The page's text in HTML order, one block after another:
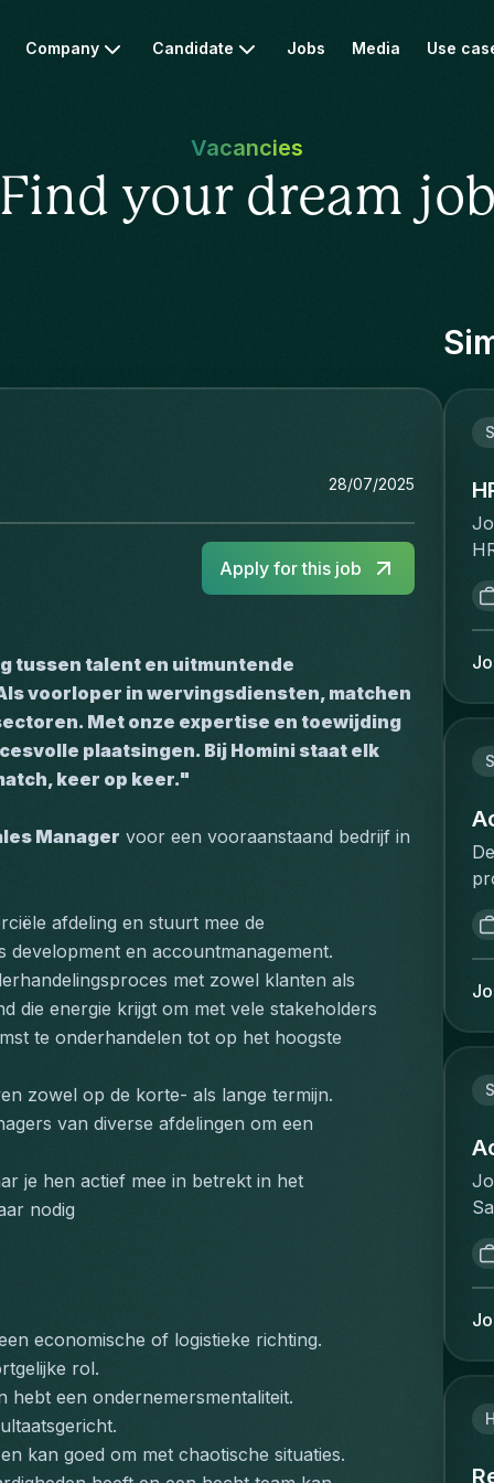
Company Candidate Jobs Media Use
Vacancies
Find your dream job
28/07/2025
Apply for this job
tussen talent en uitmuntende
voorloper in wervingsdiensten, matchen
Met onze expertise en toewijding
plaatsingen. Bij Homini staat elk
keer op keer."
Manager voor een vooraanstaand bedrijf in
afdeling en stuurt mee de
development en accountmanagement.
met zowel klanten als
die energie krijgt om met vele stakeholders
te onderhandelen tot op het hoogste
zowel op de korte- als lange termijn.
van diverse afdelingen om een
je hen actief mee in betrekt in het
nodig
economische of logistieke richting.
rol.
hebt een ondernemersmentaliteit.
kan goed om met chaotische situaties.
to
à